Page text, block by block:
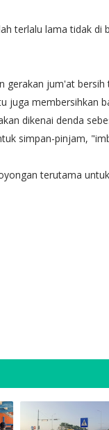
terlalu lama tidak di
jum'at
juga membersihkan
dikenai denda
simpan-pinjam,
terutama